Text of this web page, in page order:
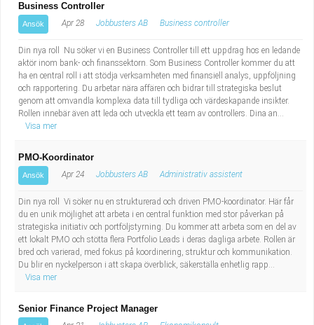
Business Controller
Ansök Apr 28 Jobbusters AB Business controller
Din nya roll Nu söker vi en Business Controller till ett uppdrag hos en ledande
aktör inom bank- och finanssektorn. Som Business Controller kommer du att
ha en central roll i att stödja verksamheten med finansiell analys, uppföljning
och rapportering. Du arbetar nära affären och bidrar till strategiska beslut
genom att omvandla komplexa data till tydliga och värdeskapande insikter.
Rollen innebär även att leda och utveckla ett team av controllers. Dina an...
Visa mer
PMO-Koordinator
Ansök Apr 24 Jobbusters AB Administrativ assistent
Din nya roll Vi söker nu en strukturerad och driven PMO-koordinator. Här får
du en unik möjlighet att arbeta i en central funktion med stor påverkan på
strategiska initiativ och portföljstyrning. Du kommer att arbeta som en del av
ett lokalt PMO och stötta flera Portfolio Leads i deras dagliga arbete. Rollen är
bred och varierad, med fokus på koordinering, struktur och kommunikation.
Du blir en nyckelperson i att skapa överblick, säkerställa enhetlig rapp...
Visa mer
Senior Finance Project Manager